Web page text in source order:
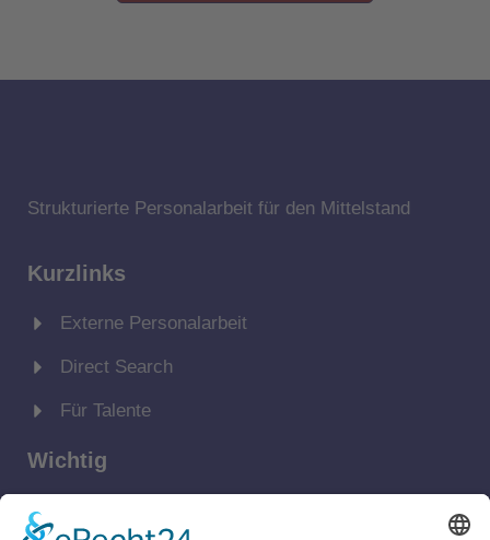
Strukturierte Personalarbeit für den Mittelstand
Kurzlinks
Externe Personalarbeit
Direct Search
Für Talente
Wichtig